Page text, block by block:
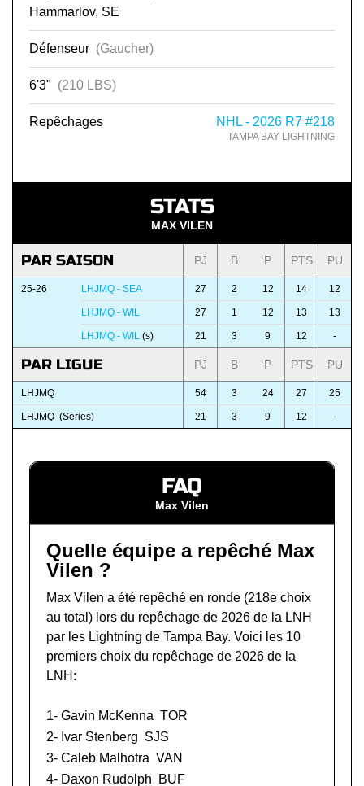
Hammarlov, SE
Défenseur (Gaucher)
6'3" (210 LBS)
Repêchages NHL - 2026 R7 #218
TAMPA BAY LIGHTNING
STATS
MAX VILEN
PAR SAISON PJ B P PTS PU
25-26 LHJMQ - SEA 27 2 12 14 12
LHJMQ - WIL 27 1 12 13 13
LHJMQ - WIL (s) 21 3 9 12 -
PAR LIGUE PJ B P PTS PU
LHJMQ 54 3 24 27 25
LHJMQ (Series) 21 3 9 12 -
FAQ
Max Vilen
Quelle équipe a repêché Max
Vilen ?
Max Vilen a été repêché en ronde (218e choix
au total) lors du repêchage de 2026 de la LNH
par les Lightning de Tampa Bay. Voici les 10
premiers choix du repêchage de 2026 de la
LNH:
1- Gavin McKenna TOR
2- Ivar Stenberg SJS
3- Caleb Malhotra VAN
4- Daxon Rudolph BUF